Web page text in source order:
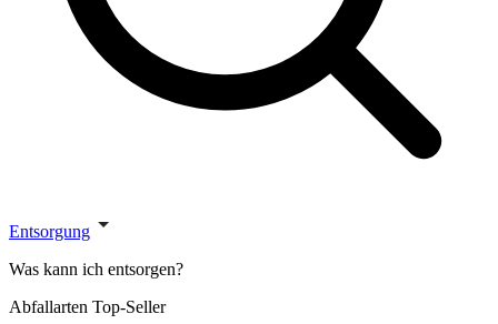
Entsorgung
Was kann ich entsorgen?
Abfallarten Top-Seller